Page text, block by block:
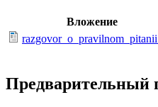
Вложение
Предварительный